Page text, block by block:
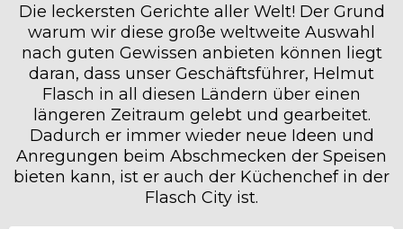
Die leckersten Gerichte aller Welt! Der Grund
warum wir diese große weltweite Auswahl
nach guten Gewissen anbieten können liegt
daran, dass unser Geschäftsführer, Helmut
Flasch in all diesen Ländern über einen
längeren Zeitraum gelebt und gearbeitet.
Dadurch er immer wieder neue Ideen und
Anregungen beim Abschmecken der Speisen
bieten kann, ist er auch der Küchenchef in der
Flasch City ist.